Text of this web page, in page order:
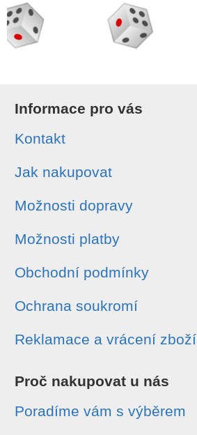
Informace pro vás
Kontakt
Jak nakupovat
Možnosti dopravy
Možnosti platby
Obchodní podmínky
Ochrana soukromí
Reklamace a vrácení zboží
Proč nakupovat u nás
Poradíme vám s výběrem